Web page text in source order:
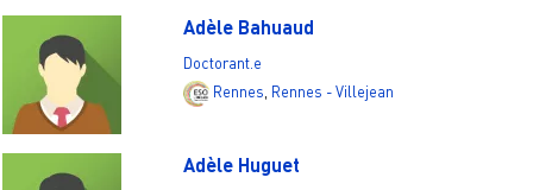
Adèle Bahuaud
Doctorant.e
Rennes Rennes - Villejean
Adèle Huguet